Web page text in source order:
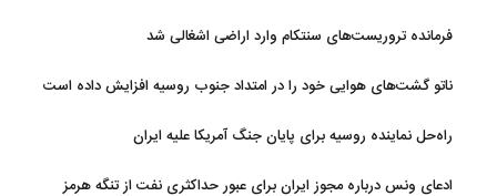
فرمانده تروریست‌های سنتکام وارد اراضی اشغالی شد
ناتو گشت‌های هوایی خود را در امتداد جنوب روسیه افزایش داده است
راه‌حل نماینده روسیه برای پایان جنگ آمریکا علیه ایران
ادعای ونس درباره مجوز ایران برای عبور حداکثری نفت از تنگه هرمز